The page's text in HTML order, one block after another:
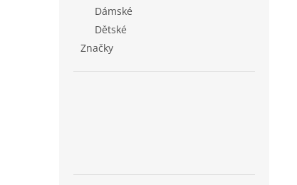
Dámské
Dětské
Značky